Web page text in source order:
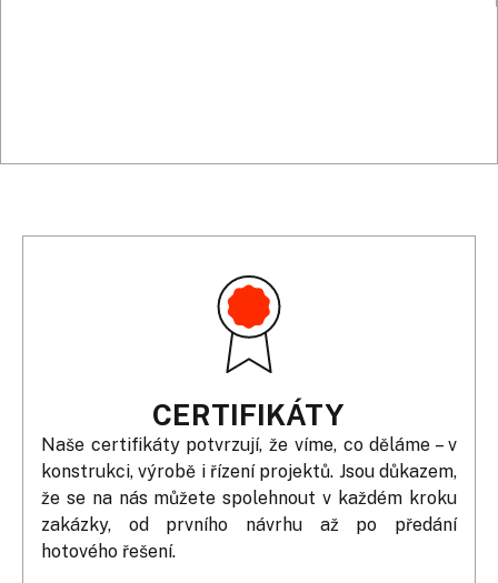
CERTIFIKÁTY
Naše certifikáty potvrzují, že víme, co děláme – v
konstrukci, výrobě i řízení projektů. Jsou důkazem,
že se na nás můžete spolehnout v každém kroku
zakázky, od prvního návrhu až po předání
hotového řešení.